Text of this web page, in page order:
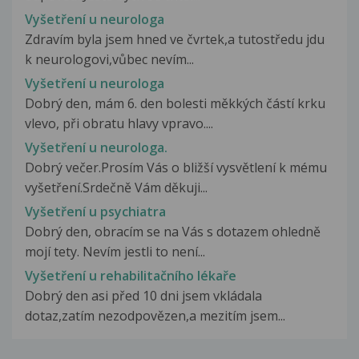
Vyšetření u neurologa
Zdravím byla jsem hned ve čvrtek,a tutostředu jdu
k neurologovi,vůbec nevím...
Vyšetření u neurologa
Dobrý den, mám 6. den bolesti měkkých částí krku
vlevo, při obratu hlavy vpravo....
Vyšetření u neurologa.
Dobrý večer.Prosím Vás o bližší vysvětlení k mému
vyšetření.Srdečně Vám děkuji...
Vyšetření u psychiatra
Dobrý den, obracím se na Vás s dotazem ohledně
mojí tety. Nevím jestli to není...
Vyšetření u rehabilitačního lékaře
Dobrý den asi před 10 dni jsem vkládala
dotaz,zatím nezodpovězen,a mezitím jsem...